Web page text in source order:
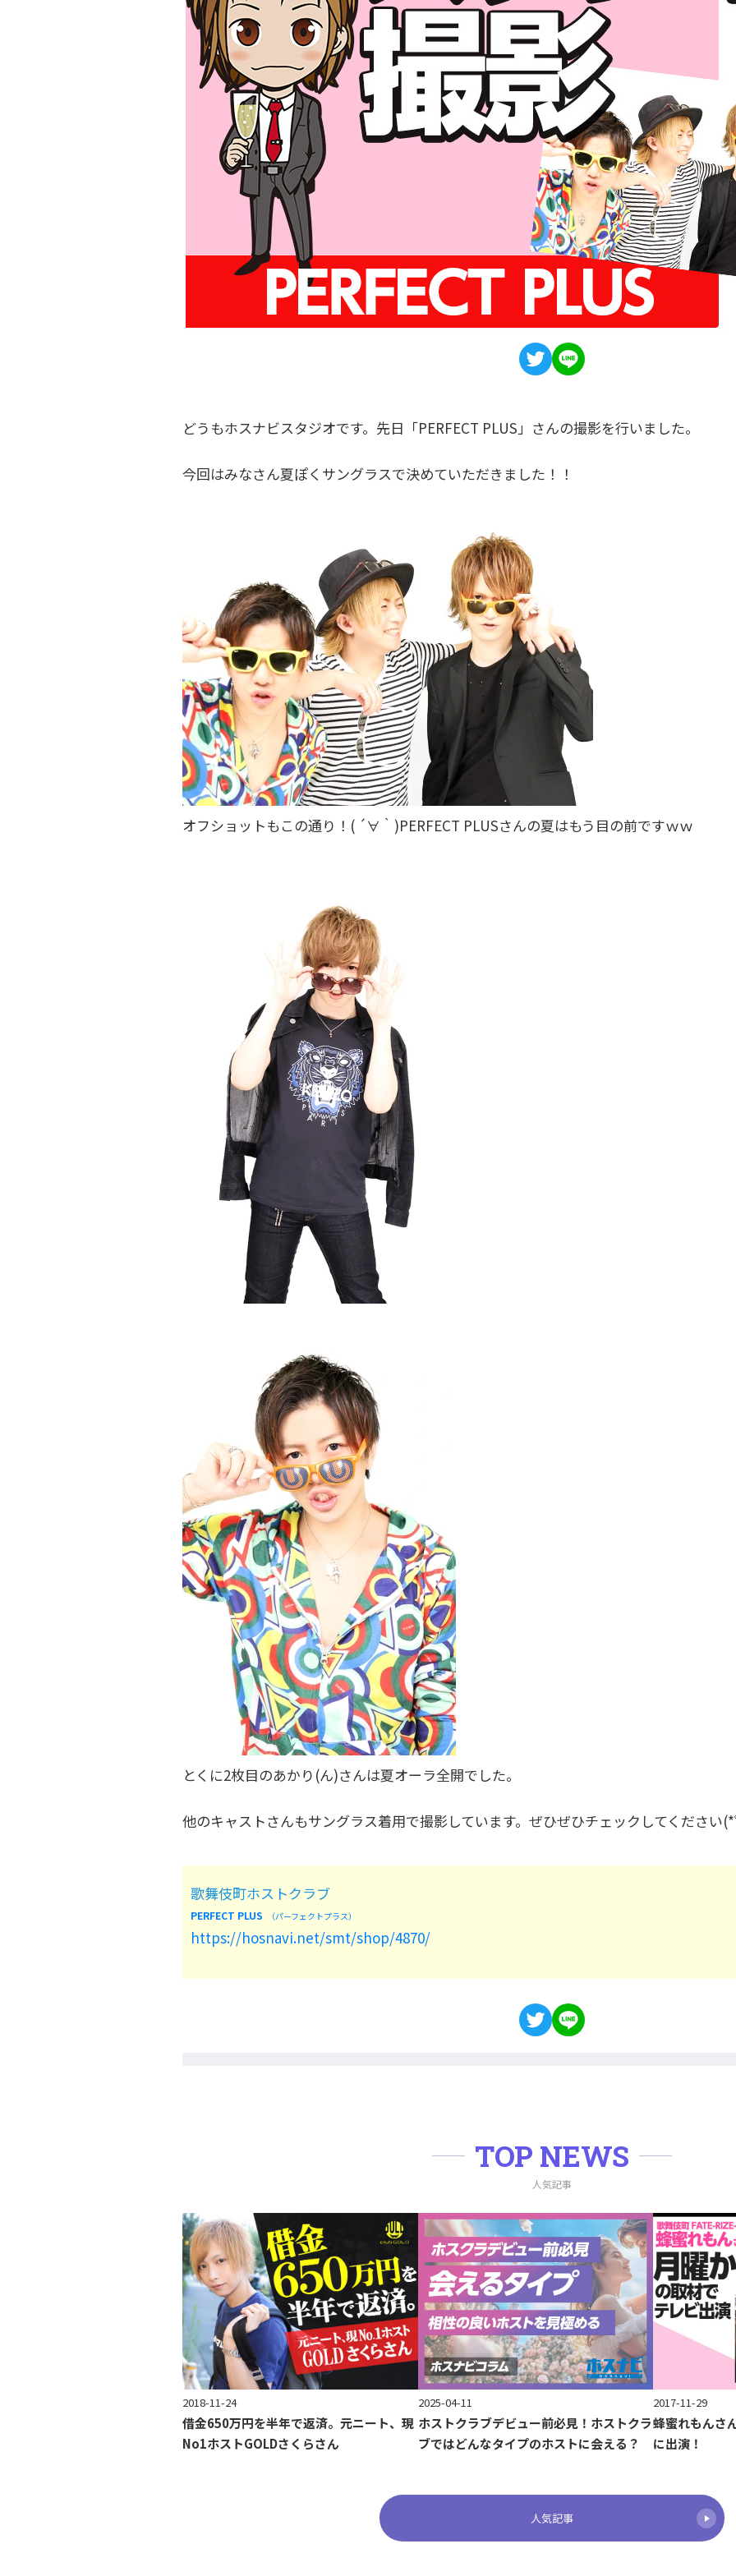
どうもホスナビスタジオです。先日「PERFECT PLUS」さんの撮影を行いました。
今回はみなさん夏ぽくサングラスで決めていただきました！！
オフショットもこの通り！( ´∀｀)PERFECT PLUSさんの夏はもう目の前ですｗｗ
とくに2枚目のあかり(ん)さんは夏オーラ全開でした。
他のキャストさんもサングラス着用で撮影しています。ぜひぜひチェックしてください
歌舞伎町ホストクラブ
PERFECT PLUS （パーフェクトプラス）
https://hosnavi.net/smt/shop/4870/
TOP NEWS
人気記事
2018-11-24
借金650万円を半年で返済。元ニート、現
No1ホストGOLDさくらさん
2025-04-11
ホストクラブデビュー前必見！ホストクラ
ブではどんなタイプのホストに会える？
2017-11-29
蜂蜜れもんさ
に出演！
人気記事